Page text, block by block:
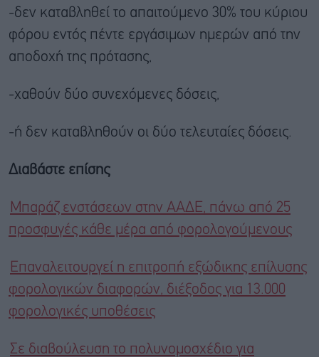
-δεν καταβληθεί το απαιτούμενο 30% του κύριου
φόρου εντός πέντε εργάσιμων ημερών από την
αποδοχή της πρότασης,
-χαθούν δύο συνεχόμενες δόσεις,
-ή δεν καταβληθούν οι δύο τελευταίες δόσεις.
Διαβάστε επίσης
Μπαράζ ενστάσεων στην ΑΑΔΕ, πάνω από 25
προσφυγές κάθε μέρα από φορολογούμενους
Επαναλειτουργεί η επιτροπή εξώδικης επίλυσης
φορολογικών διαφορών, διέξοδος για 13.000
φορολογικές υποθέσεις
Σε διαβούλευση το πολυνομοσχέδιο για